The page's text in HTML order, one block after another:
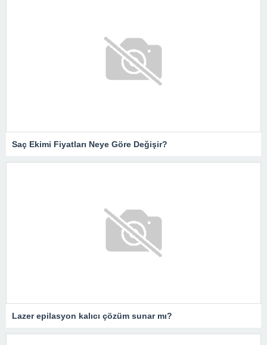
Saç Ekimi Fiyatları Neye Göre Değişir?
Lazer epilasyon kalıcı çözüm sunar mı?